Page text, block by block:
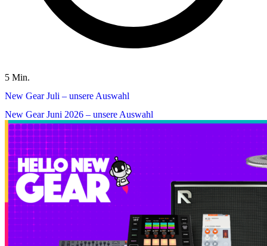
5 Min.
New Gear Juli – unsere Auswahl
New Gear Juni 2026 – unsere Auswahl